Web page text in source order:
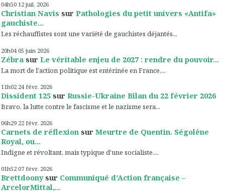
04h50 12 juil. 2026
Christian Navis sur Pathologies du petit univers «Antifa»
gauchiste...
Les réchauffistes sont une variété de gauchistes déjantés...
20h04 05 juin 2026
Zébra sur Le véritable enjeu de 2027 : rendre du pouvoir...
La mort de l'action politique est entérinée en France,...
11h02 24 févr. 2026
Dissident 125 sur Russie-Ukraine Bilan du 22 février 2026
Bravo, la lutte contre le fascisme et le nazisme sera...
06h29 22 févr. 2026
Carnets de réflexion sur Meurtre de Quentin. Ségolène
Royal, ou...
Indigne et révoltant, mais typique d'une socialiste....
01h52 07 févr. 2026
Brettdoonysur Communiqué d’Action française –
ArcelorMittal,...